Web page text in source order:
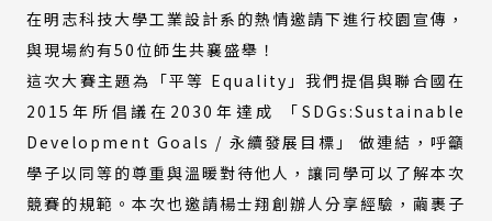
在明志科技大學工業設計系的熱情邀請下進行校園宣傳，
與現場約有50位師生共襄盛舉！
這次大賽主題為「平等 Equality」我們提倡與聯合國在
2015年所倡議在2030年達成 「SDGs:Sustainable
Development Goals / 永續發展目標」 做連結，呼籲
學子以同等的尊重與溫暖對待他人，讓同學可以了解本次
競賽的規範。本次也邀請楊士翔創辦人分享經驗，繭裹子